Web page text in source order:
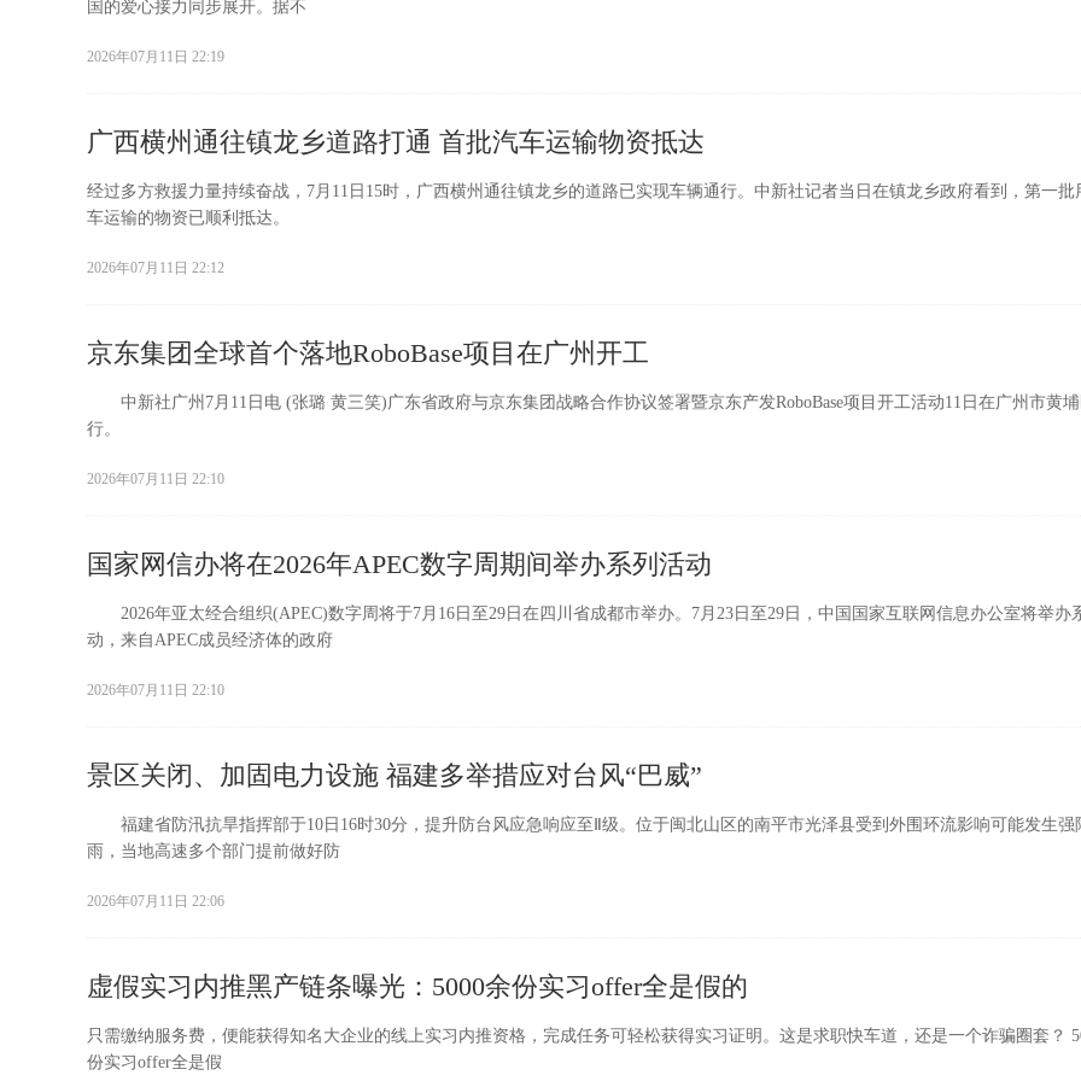
国的爱心接力同步展开。据不
2026年07月11日 22:19
广西横州通往镇龙乡道路打通 首批汽车运输物资抵达
经过多方救援力量持续奋战，7月11日15时，广西横州通往镇龙乡的道路已实现车辆通行。中新社记者当日在镇龙乡政府看到，第一批
车运输的物资已顺利抵达。
2026年07月11日 22:12
京东集团全球首个落地RoboBase项目在广州开工
中新社广州7月11日电 (张璐 黄三笑)广东省政府与京东集团战略合作协议签署暨京东产发RoboBase项目开工活动11日在广州市黄
行。
2026年07月11日 22:10
国家网信办将在2026年APEC数字周期间举办系列活动
2026年亚太经合组织(APEC)数字周将于7月16日至29日在四川省成都市举办。7月23日至29日，中国国家互联网信息办公室将举办
动，来自APEC成员经济体的政府
2026年07月11日 22:10
景区关闭、加固电力设施 福建多举措应对台风“巴威”
福建省防汛抗旱指挥部于10日16时30分，提升防台风应急响应至Ⅱ级。位于闽北山区的南平市光泽县受到外围环流影响可能发生强
雨，当地高速多个部门提前做好防
2026年07月11日 22:06
虚假实习内推黑产链条曝光：5000余份实习offer全是假的
只需缴纳服务费，便能获得知名大企业的线上实习内推资格，完成任务可轻松获得实习证明。这是求职快车道，还是一个诈骗圈套？
份实习offer全是假